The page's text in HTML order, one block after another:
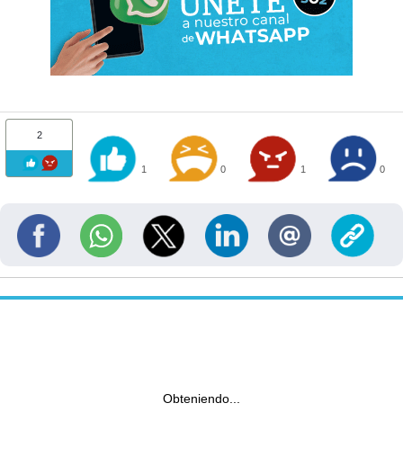
2
1 0 1 0
Obteniendo...